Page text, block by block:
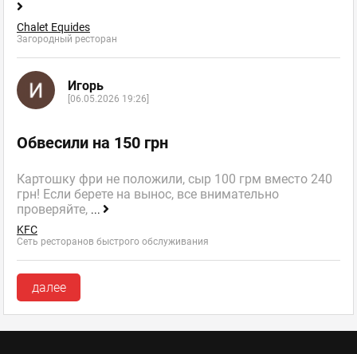
Chalet Equides
Загородный ресторан
Игорь
[06.05.2026 19:26]
Обвесили на 150 грн
Картошку фри не положили, сыр 100 грм вместо 240
грн! Если берете на вынос, все внимательно
проверяйте, ...
KFC
Сеть ресторанов быстрого обслуживания
далее